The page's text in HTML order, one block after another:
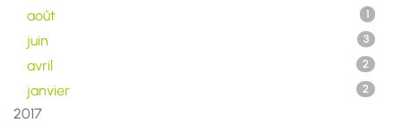
août 1
juin 3
avril 2
janvier 2
2017